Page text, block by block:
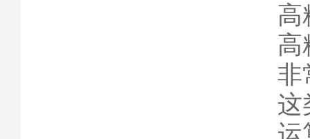
高
高
非
这